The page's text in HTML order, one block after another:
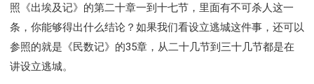
研习会01 - 得胜教会的启示
研习会01 - 教会的牧养
研习会02 - 医治释放
研习会02 - 如何查圣经
研习会02 - 得着命定成为祝福
照《出埃及记》的第二十章一到十七节，里面有不可杀人这一
条，你能够得出什么结论？如果我们看设立逃城这件事，还可以
参照的就是《民数记》的35章，从二十几节到三十几节都是在
讲设立逃城。